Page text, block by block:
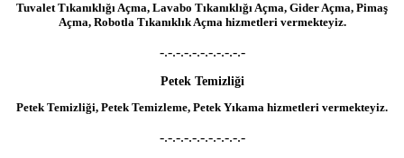
Tuvalet Tıkanıklığı Açma, Lavabo Tıkanıklığı Açma, Gider Açma, Pimaş
Açma, Robotla Tıkanıklık Açma hizmetleri vermekteyiz.
-.-.-.-.-.-.-.-.-.-.-
Petek Temizliği
Petek Temizliği, Petek Temizleme, Petek Yıkama hizmetleri vermekteyiz.
-.-.-.-.-.-.-.-.-.-.-